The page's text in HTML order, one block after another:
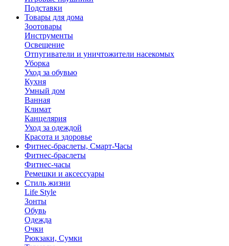
Подставки
Товары для дома
Зоотовары
Инструменты
Освещение
Отпугиватели и уничтожители насекомых
Уборка
Уход за обувью
Кухня
Умный дом
Ванная
Климат
Канцелярия
Уход за одеждой
Красота и здоровье
Фитнес-браслеты, Смарт-Часы
Фитнес-браслеты
Фитнес-часы
Ремешки и аксессуары
Стиль жизни
Life Style
Зонты
Обувь
Одежда
Очки
Рюкзаки, Сумки